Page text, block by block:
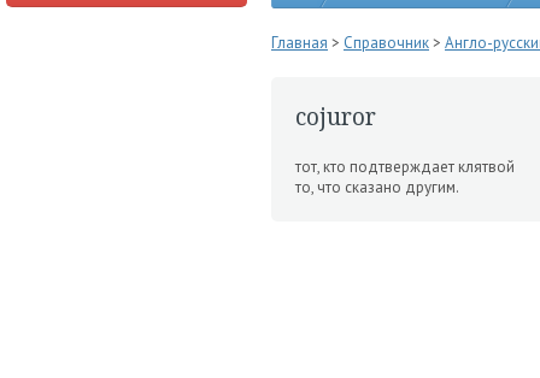
Главная > Справочник> Англо-
cojuror
тот, кто подтверждает клятвой
то, что сказано другим.